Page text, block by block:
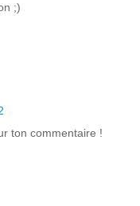
;)
ton commentaire !